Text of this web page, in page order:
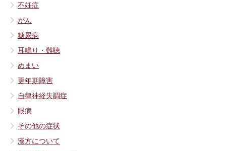
不妊症
がん
糖尿病
耳鳴り・難聴
めまい
更年期障害
自律神経失調症
眼病
その他の症状
漢方について